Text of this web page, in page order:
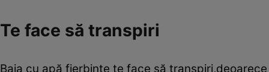
Te face să transpiri
Baia cu apă fierbinte te face să